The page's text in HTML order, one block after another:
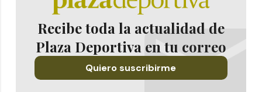
Recibe toda la actualidad de
Plaza Deportiva en tu correo
Quiero suscribirme